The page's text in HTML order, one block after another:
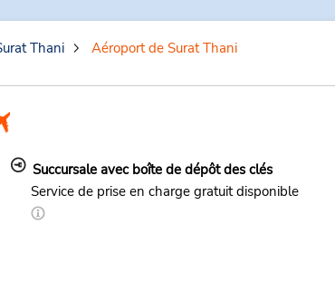
Thani Aéroport de Surat Thani
Succursale avec boîte de dépôt des clés
Service de prise en charge gratuit disponible